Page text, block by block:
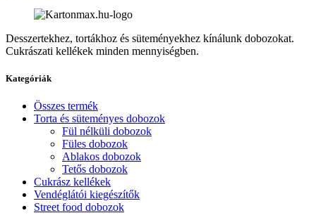
Desszertekhez, tortákhoz és süteményekhez kínálunk dobozokat.
Cukrászati kellékek minden mennyiségben.
Kategóriák
Összes termék
Torta és süteményes dobozok
Fül nélküli dobozok
Füles dobozok
Ablakos dobozok
Tetős dobozok
Cukrász kellékek
Vendéglátói kiegészítők
Street food dobozok